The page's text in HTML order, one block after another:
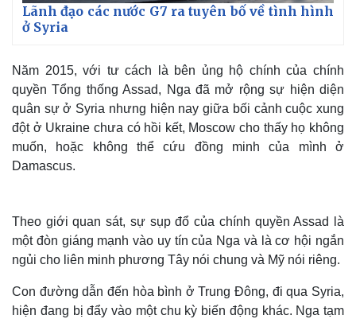
Thế giới
Cuộc sống đó đây
Hồ sơ
Multimedia
Ảnh
E-Magazine
Lãnh đạo các nước G7 ra tuyên bố về tình hình
ở Syria
Năm 2015, với tư cách là bên ủng hộ chính của chính
quyền Tổng thống Assad, Nga đã mở rộng sự hiện diện
quân sự ở Syria nhưng hiện nay giữa bối cảnh cuộc xung
đột ở Ukraine chưa có hồi kết, Moscow cho thấy họ không
muốn, hoặc không thể cứu đồng minh của mình ở
Damascus.
Theo giới quan sát, sự sụp đổ của chính quyền Assad là
một đòn giáng mạnh vào uy tín của Nga và là cơ hội ngắn
ngủi cho liên minh phương Tây nói chung và Mỹ nói riêng.
Con đường dẫn đến hòa bình ở Trung Đông, đi qua Syria,
hiện đang bị đẩy vào một chu kỳ biến động khác. Nga tạm